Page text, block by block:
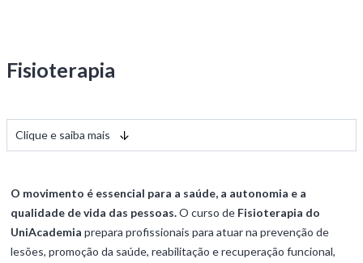
Fisioterapia
Clique e saiba mais
O movimento é essencial para a saúde, a autonomia e a
qualidade de vida das pessoas.O curso de Fisioterapia do
UniAcademia prepara profissionais para atuar na prevenção de
lesões, promoção da saúde, reabilitação e recuperação funcional,